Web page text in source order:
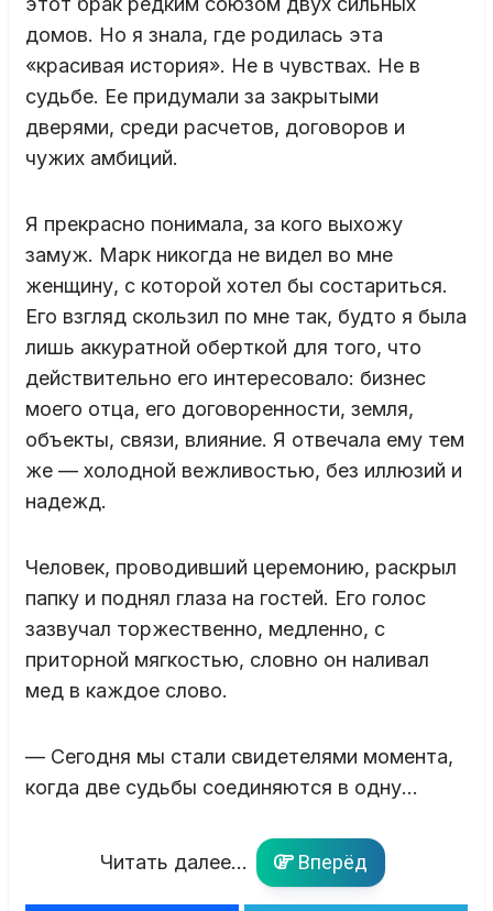
домов. Но я знала, где родилась эта
«красивая история». Не в чувствах. Не в
судьбе. Ее придумали за закрытыми
дверями, среди расчетов, договоров и
чужих амбиций.
Я прекрасно понимала, за кого выхожу
замуж. Марк никогда не видел во мне
женщину, с которой хотел бы состариться.
Его взгляд скользил по мне так, будто я была
лишь аккуратной оберткой для того, что
действительно его интересовало: бизнес
моего отца, его договоренности, земля,
объекты, связи, влияние. Я отвечала ему тем
же — холодной вежливостью, без иллюзий и
надежд.
Человек, проводивший церемонию, раскрыл
папку и поднял глаза на гостей. Его голос
зазвучал торжественно, медленно, с
приторной мягкостью, словно он наливал
мед в каждое слово.
— Сегодня мы стали свидетелями момента,
когда две судьбы соединяются в одну…
Читать далее... Вперёд